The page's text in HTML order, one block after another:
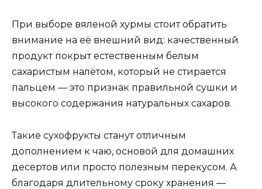
При выборе вяленой хурмы стоит обратить
внимание на её внешний вид: качественный
продукт покрыт естественным белым
сахаристым налётом, который не стирается
пальцем — это признак правильной сушки и
высокого содержания натуральных сахаров.
Такие сухофрукты станут отличным
дополнением к чаю, основой для домашних
десертов или просто полезным перекусом. А
благодаря длительному сроку хранения —